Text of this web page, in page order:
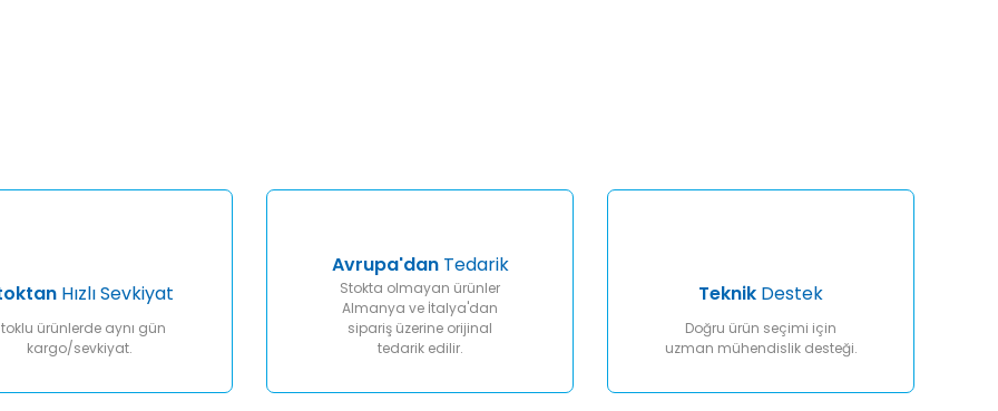
Gönder
Hızlı Sevkiyat
ürünlerde aynı gün
kargo/sevkiyat.
Avrupa'danTedarik
Stokta olmayan ürünler
Almanya ve İtalya'dan
sipariş üzerine orijinal
tedarik edilir.
Teknik Destek
Doğru ürün seçimi için
uzman mühendislik desteği.